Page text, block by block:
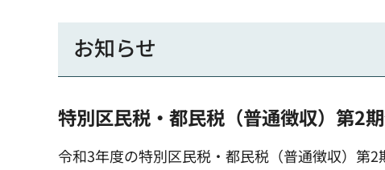
お知らせ
特別区民税・都民税（普通徴収）第2
令和3年度の特別区民税・都民税（普通徴収）第2